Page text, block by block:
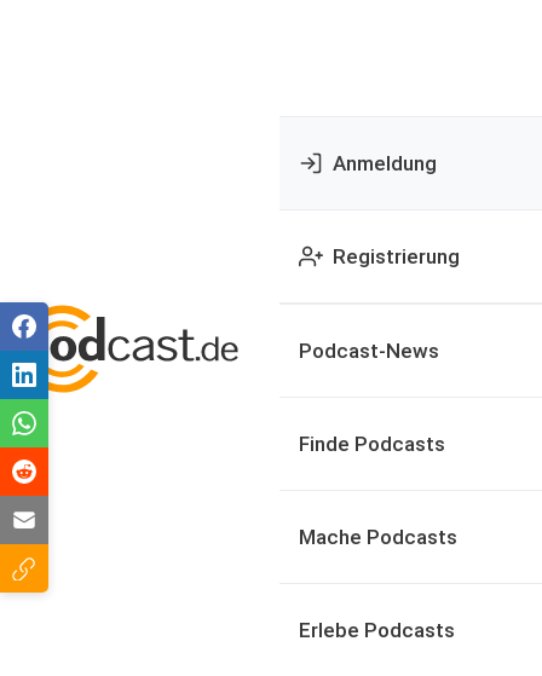
Anmeldung
Registrierung
Podcast-News
Finde Podcasts
Mache Podcasts
Erlebe Podcasts